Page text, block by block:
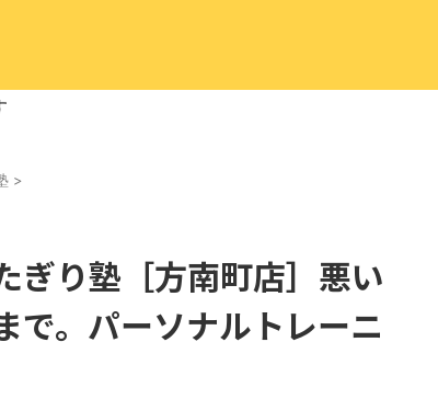
>
ぎり塾［方南町店］悪い
で。パーソナルトレーニ